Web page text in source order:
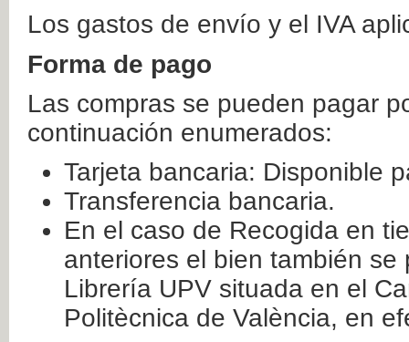
Los gastos de envío y el IVA
Forma de pago
Las compras se pueden pagar
continuación enumerados:
Tarjeta bancaria: Disponible
Transferencia bancaria.
En el caso de Recogida en
anteriores el bien también
Librería UPV situada en el
Politècnica de València, en